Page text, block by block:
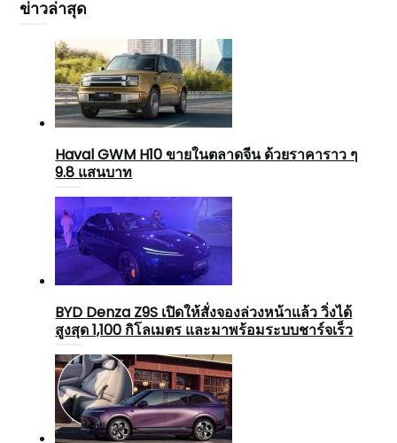
ข่าวล่าสุด
Haval GWM H10 ขายในตลาดจีน ด้วยราคาราว ๆ
9.8 แสนบาท
BYD Denza Z9S เปิดให้สั่งจองล่วงหน้าแล้ว วิ่งได้
สูงสุด 1,100 กิโลเมตร และมาพร้อมระบบชาร์จเร็ว